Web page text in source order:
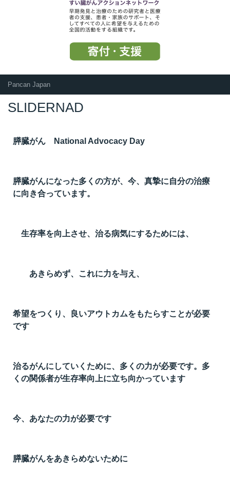
Pancan Japan
SLIDERNAD
膵臓がん National Advocacy Day
膵臓がんになった多くの方が、今、真摯に自分の治療
に向き合っています。
生存率を向上させ、治る病気にするためには、
あきらめず、これに力を与え、
希望をつくり、良いアウトカムをもたらすことが必要
です
治るがんにしていくために、多くの力が必要です。多
くの関係者が生存率向上に立ち向かっています
今、あなたの力が必要です
膵臓がんをあきらめないために